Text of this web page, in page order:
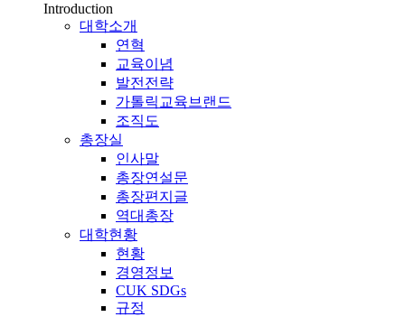
Introduction
대학소개
연혁
교육이념
발전전략
가톨릭교육브랜드
조직도
총장실
인사말
총장연설문
총장편지글
역대총장
대학현황
현황
경영정보
CUK SDGs
규정